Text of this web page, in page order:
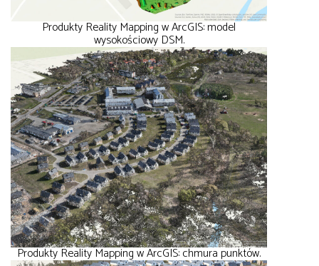
Produkty Reality Mapping w ArcGIS: model
wysokościowy DSM.
Produkty Reality Mapping w ArcGIS: chmura punktów.